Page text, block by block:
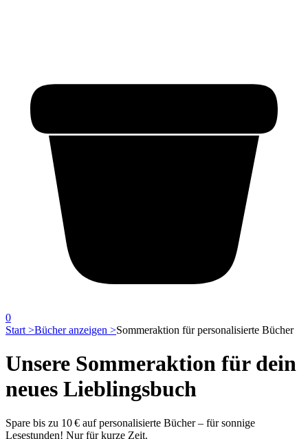
0
Start >Bücher anzeigen >Sommeraktion für personalisierte Bücher
Unsere Sommeraktion für dein
neues Lieblingsbuch
Spare bis zu 10 € auf personalisierte Bücher – für sonnige
Lesestunden! Nur für kurze Zeit.